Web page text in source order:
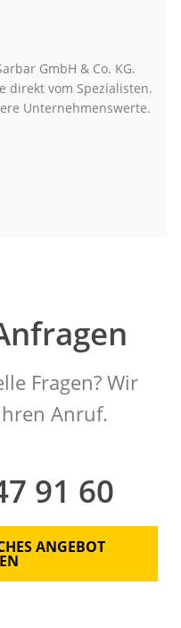
GmbH & Co. KG.
direkt vom Spezialisten.
Unternehmenswerte.
Fragen? Wir
Anruf.
91 60
ANGEBOT